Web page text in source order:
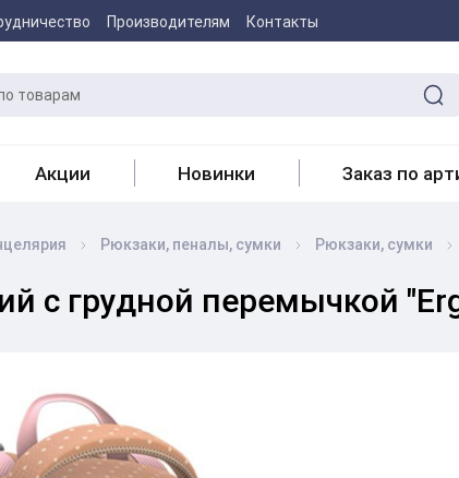
Производителям Контакты
Акции Новинки Заказ по
Рюкзаки, пеналы, сумки Рюкзаки, сумки
с грудной перемычкой